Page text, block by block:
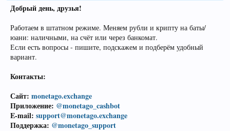
Добрый день, друзья!
Работаем в штатном режиме. Меняем рубли и крипту на баты/
юани: наличными, на счёт или через банкомат.
Если есть вопросы - пишите, подскажем и подберём удобный
вариант.
Контакты:
Сайт: monetago.exchange
Приложение: @monetago_cashbot
E-mail: support@monetago.exchange
Поддержка: @monetago_support